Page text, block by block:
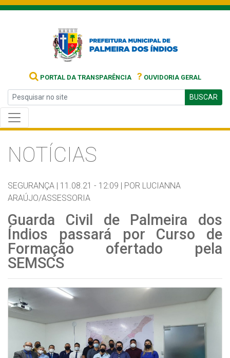
PORTAL DA TRANSPARÊNCIA ? OUVIDORIA GERAL
BUSCAR
NOTÍCIAS
SEGURANÇA | 11.08.21 - 12:09 | POR LUCIANNA
ARAÚJO/ASSESSORIA
Guarda Civil de Palmeira dos
Índios passará por Curso de
Formação ofertado pela
SEMSCS